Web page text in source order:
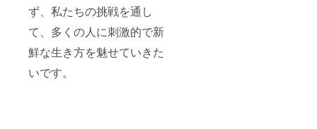
ず、私たちの挑戦を通し
て、多くの人に刺激的で新
鮮な生き方を魅せていきた
いです。